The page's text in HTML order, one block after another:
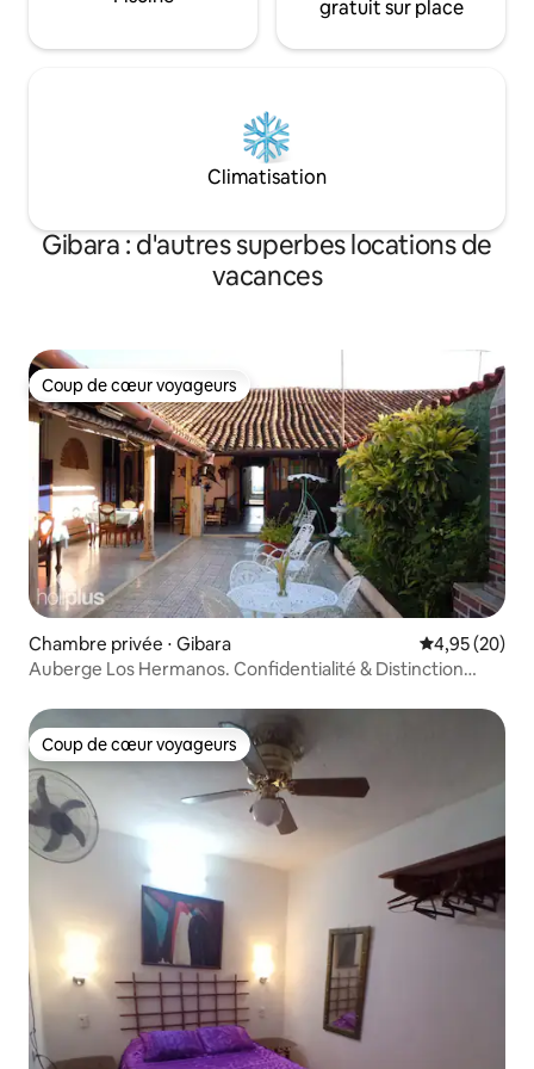
gratuit sur place
Climatisation
Gibara : d'autres superbes locations de
vacances
Coup de cœur voyageurs
Coup de cœur voyageurs
Chambre privée ⋅ Gibara Évaluation
4,95 (20)
Auberge Los Hermanos. Confidentialité & Distinction
Coup de cœur voyageurs
Coup de cœur voyageurs